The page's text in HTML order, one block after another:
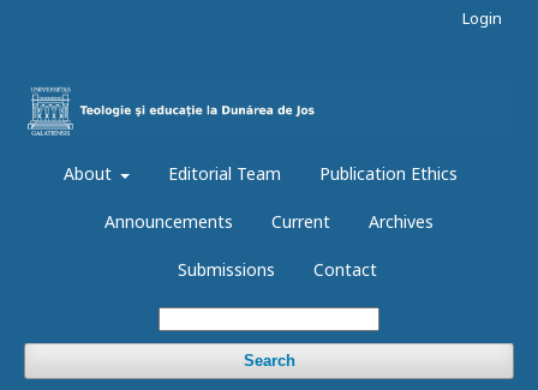
About Editorial Team Publication Ethics
Announcements Current Archives
Submissions Contact
Search
Login